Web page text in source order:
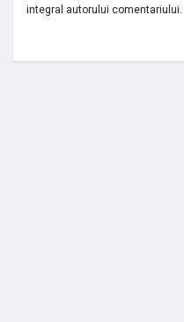
integral autorului comentariului.